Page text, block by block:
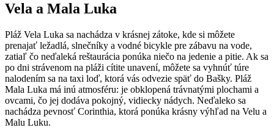
Vela a Mala Luka
Pláž Vela Luka sa nachádza v krásnej zátoke, kde si môžete
prenajať ležadlá, slnečníky a vodné bicykle pre zábavu na vode,
zatiaľ čo neďaleká reštaurácia ponúka niečo na jedenie a pitie. Ak sa
po dni strávenom na pláži cítite unavení, môžete sa vyhnúť túre
nalodením sa na taxi loď, ktorá vás odvezie späť do Bašky. Pláž
Mala Luka má inú atmosféru: je obklopená trávnatými plochami a
ovcami, čo jej dodáva pokojný, vidiecky nádych. Neďaleko sa
nachádza pevnosť Corinthia, ktorá ponúka krásny výhľad na Velu a
Malu Luku.